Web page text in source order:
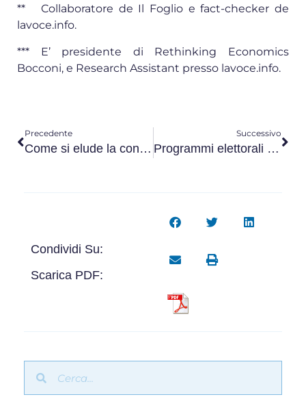
** Collaboratore de Il Foglio e fact-checker de
lavoce.info.
*** E’ presidente di Rethinking Economics
Bocconi, e Research Assistant presso lavoce.info.
Precedente
Come si elude la contribuzione e si indebolisce la previdenza
Successivo
Programmi elettorali e pensioni
Condividi Su:
Scarica PDF: